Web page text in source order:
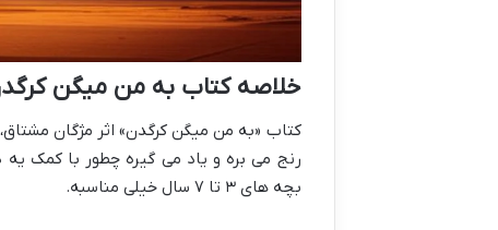
خلاصه کتاب به من میگن
کتاب «به من میگن کرگدن» اثر مژگان
رنج می بره و یاد می گیره چطور با کمک
بچه های ۳ تا ۷ سال خیلی مناسبه.